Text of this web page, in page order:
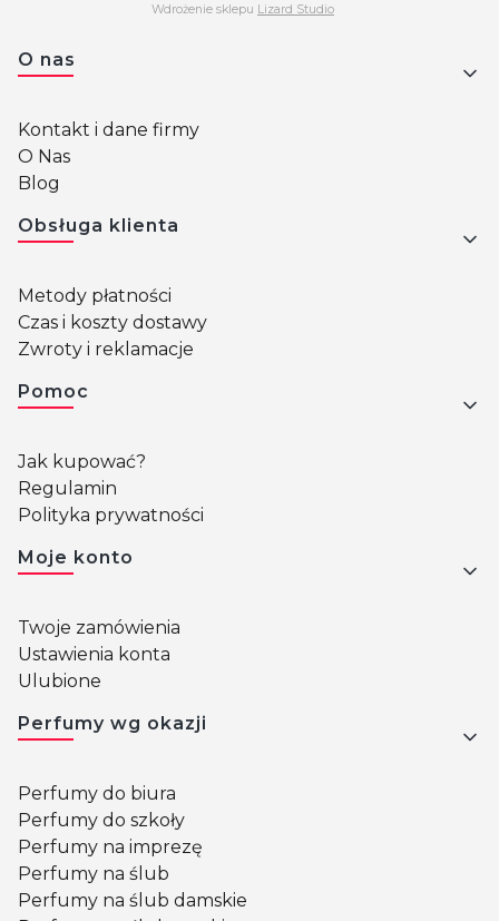
Wdrożenie sklepu Lizard Studio
Linki w stopce
O nas
Kontakt i dane firmy
O Nas
Blog
Obsługa klienta
Metody płatności
Czas i koszty dostawy
Zwroty i reklamacje
Pomoc
Jak kupować?
Regulamin
Polityka prywatności
Moje konto
Twoje zamówienia
Ustawienia konta
Ulubione
Perfumy wg okazji
Perfumy do biura
Perfumy do szkoły
Perfumy na imprezę
Perfumy na ślub
Perfumy na ślub damskie